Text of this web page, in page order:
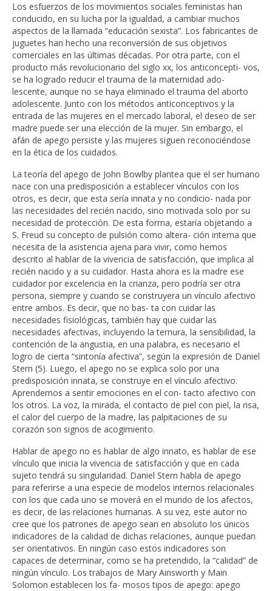
Los esfuerzos de los movimientos sociales feministas han
conducido, en su lucha por la igualdad, a cambiar muchos
aspectos de la llamada “educación sexista”. Los fabricantes de
juguetes han hecho una reconversión de sus objetivos
comerciales en las últimas décadas. Por otra parte, con el
producto más revolucionario del siglo xx, los anticoncepti- vos,
se ha logrado reducir el trauma de la maternidad ado-
lescente, aunque no se haya eliminado el trauma del aborto
adolescente. Junto con los métodos anticonceptivos y la
entrada de las mujeres en el mercado laboral, el deseo de ser
madre puede ser una elección de la mujer. Sin embargo, el
afán de apego persiste y las mujeres siguen reconociéndose
en la ética de los cuidados.
La teoría del apego de John Bowlby plantea que el ser humano
nace con una predisposición a establecer vínculos con los
otros, es decir, que esta sería innata y no condicio- nada por
las necesidades del recién nacido, sino motivada solo por su
necesidad de protección. De esta forma, estaría objetando a
S. Freud su concepto de pulsión como altera- ción interna que
necesita de la asistencia ajena para vivir, como hemos
descrito al hablar de la vivencia de satisfacción, que implica al
recién nacido y a su cuidador. Hasta ahora es la madre ese
cuidador por excelencia en la crianza, pero podría ser otra
persona, siempre y cuando se construyera un vínculo afectivo
entre ambos. Es decir, que no bas- ta con cuidar las
necesidades fisiológicas, también hay que cuidar las
necesidades afectivas, incluyendo la ternura, la sensibilidad, la
contención de la angustia, en una palabra, es necesario el
logro de cierta “sintonía afectiva”, según la expresión de Daniel
Stern (5). Luego, el apego no se explica solo por una
predisposición innata, se construye en el vínculo afectivo.
Aprendemos a sentir emociones en el con- tacto afectivo con
los otros. La voz, la mirada, el contacto de piel con piel, la risa,
el calor del cuerpo de la madre, las palpitaciones de su
corazón son signos de acogimiento.
Hablar de apego no es hablar de algo innato, es hablar de ese
vínculo que inicia la vivencia de satisfacción y que en cada
sujeto tendrá su singularidad. Daniel Stern habla de apego
para referirse a una especie de modelos internos relacionales
con los que cada uno se moverá en el mundo de los afectos,
es decir, de las relaciones humanas. A su vez, este autor no
cree que los patrones de apego sean en absoluto los únicos
indicadores de la calidad de dichas relaciones, aunque puedan
ser orientativos. En ningún caso estos indicadores son
capaces de determinar, como se ha pretendido, la “calidad” de
ningún vínculo. Los trabajos de Mary Ainsworth y Main
Solomon establecen los fa- mosos tipos de apego: apego